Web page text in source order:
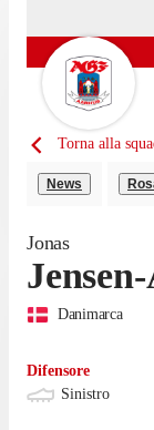
Torna alla
News
Jonas
Danimarca
Difensore
Sinistro